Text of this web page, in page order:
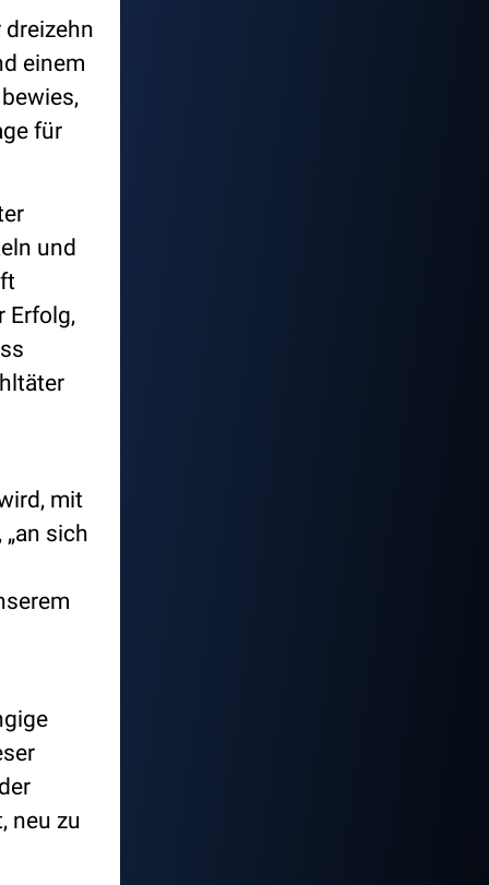
dreizehn
einem
für
und
Erfolg,
mit
sich
neu zu